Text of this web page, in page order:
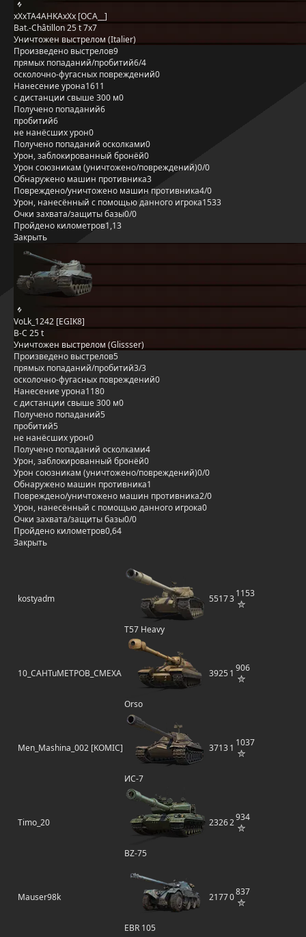
xXxTA4AHKAxXx [OCA__]
Bat.-Châtillon 25 t 7x7
Уничтожен выстрелом (Italier)
Произведено выстрелов9
прямых попаданий/пробитий6/4
осколочно-фугасных повреждений0
Нанесение урона1611
с дистанции свыше 300 м0
Получено попаданий6
пробитий6
не нанёсших урон0
Получено попаданий осколками0
Урон, заблокированный бронёй0
Урон союзникам (уничтожено/повреждений)0/0
Обнаружено машин противника3
Повреждено/уничтожено машин противника4/0
Урон, нанесённый с помощью данного игрока1533
Очки захвата/защиты базы0/0
Пройдено километров1,13
Закрыть
VoLk_1242 [EGIK8]
B-C 25 t
Уничтожен выстрелом (Glissser)
Произведено выстрелов5
прямых попаданий/пробитий3/3
осколочно-фугасных повреждений0
Нанесение урона1180
с дистанции свыше 300 м0
Получено попаданий5
пробитий5
не нанёсших урон0
Получено попаданий осколками4
Урон, заблокированный бронёй0
Урон союзникам (уничтожено/повреждений)0/0
Обнаружено машин противника1
Повреждено/уничтожено машин противника2/0
Урон, нанесённый с помощью данного игрока0
Очки захвата/защиты базы0/0
Пройдено километров0,64
Закрыть
kostyadm
T57 Heavy
551731153
10_CAHTuMETPOB_CMEXA
Orso
3925 1 906
Men_Mashina_002 [KOMIC]
ИС-7
37131 1037
Timo_20
BZ-75
23262934
Mauser98k
EBR 105
21770837